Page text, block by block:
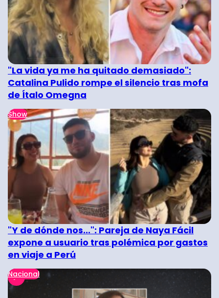
"La vida ya me ha quitado demasiado":
Catalina Pulido rompe el silencio tras mofa
de Ítalo Omegna
Show
"Y de dónde nos...": Pareja de Naya Fácil
expone a usuario tras polémica por gastos
en viaje a Perú
Nacional